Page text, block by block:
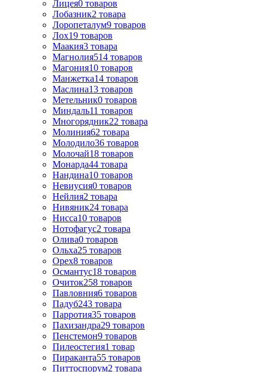
Лицея0 товаров
Лобазник2 товара
Лоропеталум9 товаров
Лох19 товаров
Маакия3 товара
Магнолия514 товаров
Магония10 товаров
Манжетка14 товаров
Маслина13 товаров
Метельник0 товаров
Миндаль11 товаров
Многорядник22 товара
Молиния62 товара
Молодило36 товаров
Молочай18 товаров
Монарда44 товара
Нандина10 товаров
Невиусия0 товаров
Нейлия2 товара
Нивяник24 товара
Нисса10 товаров
Нотофагус2 товара
Олива0 товаров
Ольха25 товаров
Орех8 товаров
Османтус18 товаров
Очиток258 товаров
Павловния6 товаров
Падуб243 товара
Парротия35 товаров
Пахизандра29 товаров
Пенстемон9 товаров
Пилеостегия1 товар
Пираканта55 товаров
Питтоспорум2 товара